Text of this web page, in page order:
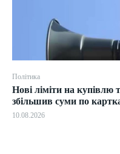
Політика
Нові ліміти на
збільшив суми по
10.08.2026